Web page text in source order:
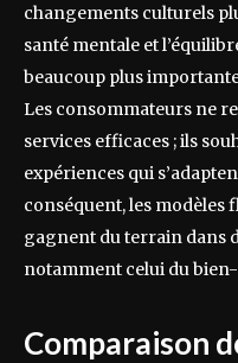
changements culturels
santé mentale et
beaucoup plus
Les consommateurs ne
services efficaces ; ils
expériences qui
conséquent, les modèles
gagnent du terrain dans
notamment celui du
Comparaison